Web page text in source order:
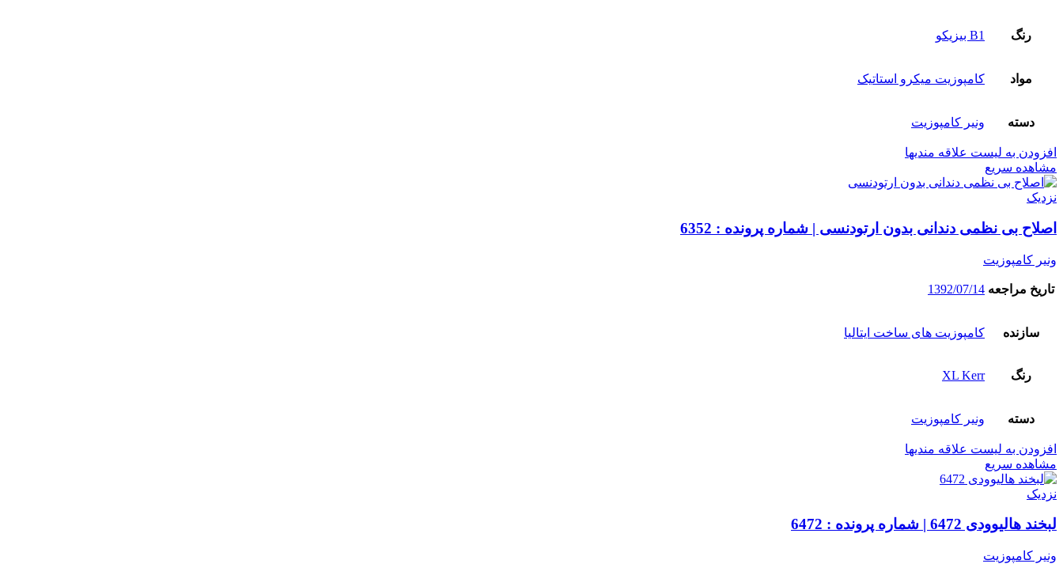
رنگ B1 بیزیکو
مواد کامپوزیت میکرو استاتیک
دسته ونیر کامپوزیت
افزودن به لیست علاقه مندیها
مشاهده سریع
نزدیک
اصلاح بی نظمی دندانی بدون ارتودنسی | شماره پرونده : 6352
ونیر کامپوزیت
تاریخ مراجعه 1392/07/14
سازنده کامپوزیت های ساخت ایتالیا
رنگ XL Kerr
دسته ونیر کامپوزیت
افزودن به لیست علاقه مندیها
مشاهده سریع
نزدیک
لبخند هالیوودی 6472 | شماره پرونده : 6472
ونیر کامپوزیت